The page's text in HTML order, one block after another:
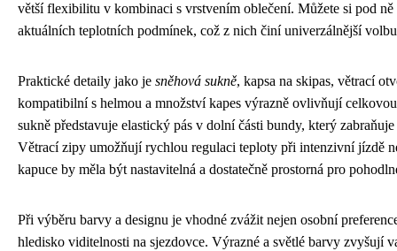
větší flexibilitu v kombinaci s vrstvením oblečení. Můžete si pod
aktuálních teplotních podmínek, což z nich činí univerzálnější
Praktické detaily jako je sněhová sukně, kapsa na skipas, větrací
kompatibilní s helmou a množství kapes výrazně ovlivňují
sukně představuje elastický pás v dolní části bundy, který
Větrací zipy umožňují rychlou regulaci teploty při intenzivní jízdě
kapuce by měla být nastavitelná a dostatečně prostorná pro
Při výběru barvy a designu je vhodné zvážit nejen osobní
hledisko viditelnosti na sjezdovce. Výrazné a světlé barvy zvyšují